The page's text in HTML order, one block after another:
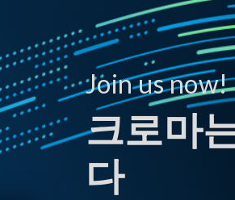
62180D-600 was used as
the experimental equipment
for this study.provides an
applicati
Join us now!
크로마
다